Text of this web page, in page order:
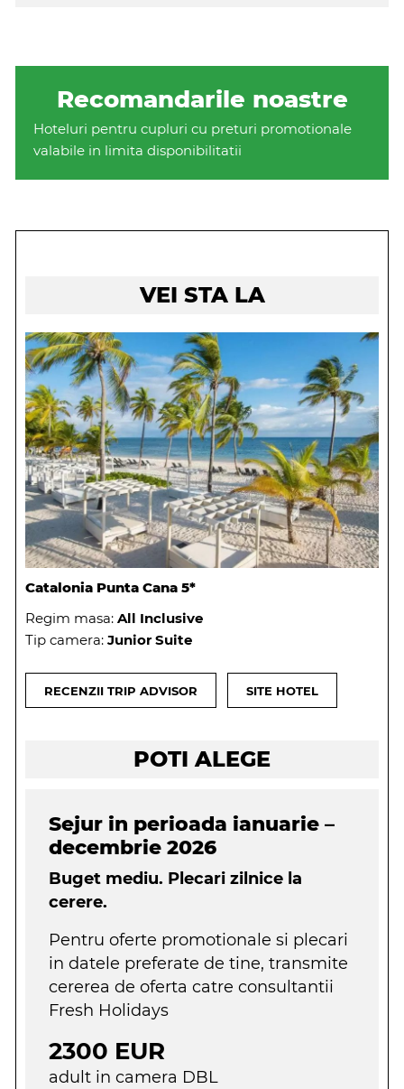
Recomandarile noastre
Hoteluri pentru cupluri cu preturi promotionale
valabile in limita disponibilitatii
VEI STA LA
Catalonia Punta Cana 5*
Regim masa: All Inclusive
Tip camera: Junior Suite
RECENZII TRIP ADVISOR SITE HOTEL
POTI ALEGE
Sejur in perioada ianuarie –
decembrie 2026
Buget mediu. Plecari zilnice la
cerere.
Pentru oferte promotionale si plecari
in datele preferate de tine, transmite
cererea de oferta catre consultantii
Fresh Holidays
2300 EUR
adult in camera DBL